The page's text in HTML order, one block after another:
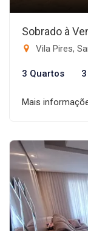
Sobrado à
Vila Pires,
3 Quartos
Mais